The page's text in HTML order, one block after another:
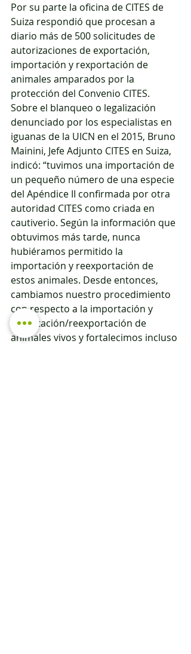
Por su parte la oficina de CITES de
Suiza respondió que procesan a
diario más de 500 solicitudes de
autorizaciones de exportación,
importación y rexportación de
animales amparados por la
protección del Convenio CITES.
Sobre el blanqueo o legalización
denunciado por los especialistas en
iguanas de la UICN en el 2015, Bruno
Mainini, Jefe Adjunto CITES en Suiza,
indicó: “tuvimos una importación de
un pequeño número de una especie
del Apéndice II confirmada por otra
autoridad CITES como criada en
cautiverio. Según la información que
obtuvimos más tarde, nunca
hubiéramos permitido la
importación y reexportación de
estos animales. Desde entonces,
cambiamos nuestro procedimiento
con respecto a la importación y
exportación/reexportación de
animales vivos y fortalecimos incluso